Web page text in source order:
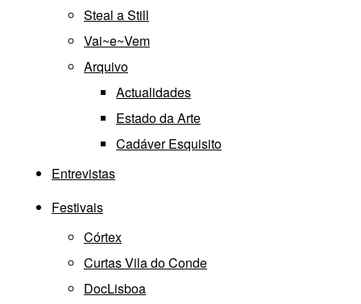
Steal a Still
Vai~e~Vem
Arquivo
Actualidades
Estado da Arte
Cadáver Esquisito
Entrevistas
Festivais
Córtex
Curtas Vila do Conde
DocLisboa